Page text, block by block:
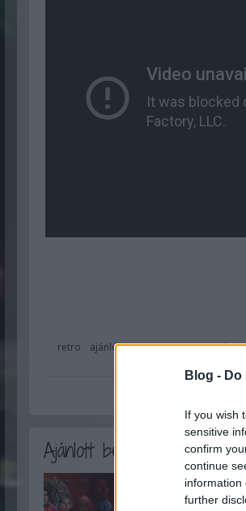
Blog -
If you wish
sensitive
confirm
continue
information
further
retro ajánló sorozat vintage
Ajánlott bejegyzések: